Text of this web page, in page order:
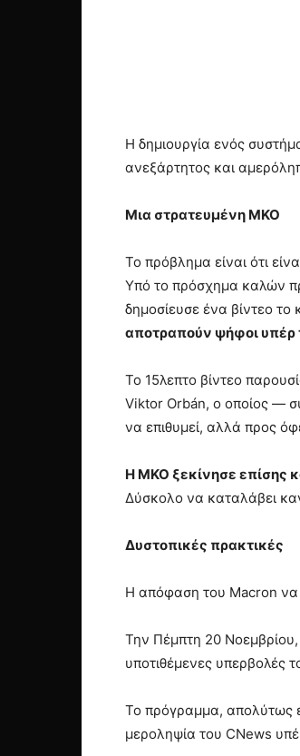
Η δημιουργία ενός
ανεξάρτητος και
Μια στρατευμένη ΜΚΟ
Το πρόβλημα είναι ότι
Υπό το πρόσχημα καλών
δημοσίευσε ένα βίντεο
αποτραπούν ψήφοι υπέρ
Το 15λεπτο βίντεο
Viktor Orbán, ο οποίος —
να επιθυμεί, αλλά προς
Η ΜΚΟ ξεκίνησε επίσης
Δύσκολο να καταλάβει
Δυστοπικές πρακτικές
Η απόφαση του Macron να
Την Πέμπτη 20
υποτιθέμενες υπερβολές
Το πρόγραμμα, απολύτως
μεροληψία του CNews